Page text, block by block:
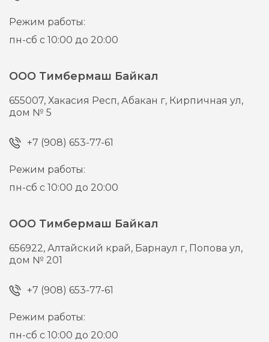
Режим работы:
пн-сб с 10:00 до 20:00
ООО Тимбермаш Байкал
655007,Хакасия Респ, Абакан г, Кирпичная ул,
дом № 5
+7 (908) 653-77-61
Режим работы:
пн-сб с 10:00 до 20:00
ООО Тимбермаш Байкал
656922,Алтайский край, Барнаул г, Попова ул,
дом № 201
+7 (908) 653-77-61
Режим работы:
пн-сб с 10:00 до 20:00